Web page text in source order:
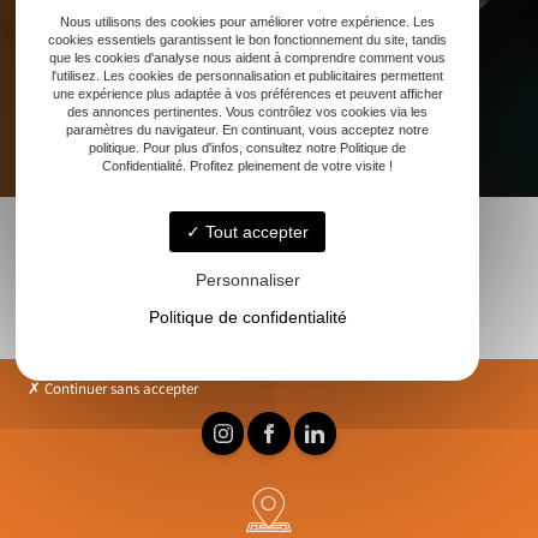
Nous utilisons des cookies pour améliorer votre expérience. Les
cookies essentiels garantissent le bon fonctionnement du site, tandis
que les cookies d'analyse nous aident à comprendre comment vous
l'utilisez. Les cookies de personnalisation et publicitaires permettent
une expérience plus adaptée à vos préférences et peuvent afficher
des annonces pertinentes. Vous contrôlez vos cookies via les
paramètres du navigateur. En continuant, vous acceptez notre
politique. Pour plus d'infos, consultez notre Politique de
Confidentialité. Profitez pleinement de votre visite !
Tout accepter
Personnaliser
Politique de confidentialité
Continuer sans accepter